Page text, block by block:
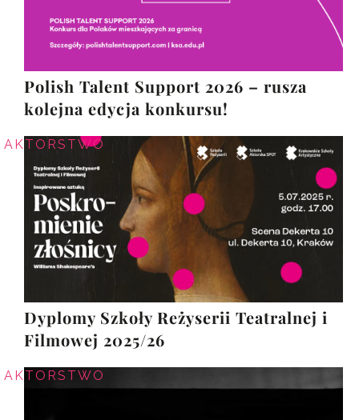
Polish Talent Support 2026 – rusza
kolejna edycja konkursu!
AKTORSTWO
Dyplomy Szkoły Reżyserii Teatralnej i
Filmowej 2025/26
AKTORSTWO